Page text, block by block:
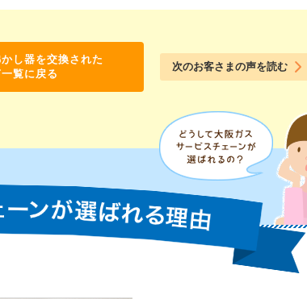
し器を交換された
覧に戻る
次のお客さまの声を読む